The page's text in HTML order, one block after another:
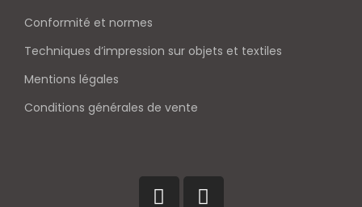
Conformité et normes
Techniques d’impression sur objets et textiles
Mentions légales
Conditions générales de vente